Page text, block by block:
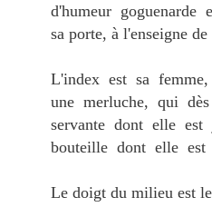
d'humeur
sa porte, à l'enseigne
L'index est sa
une merluche, qui
servante dont elle est
bouteille dont elle est
Le doigt du milieu est